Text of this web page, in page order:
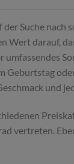
Suche nach
Wert darauf,
umfassendes
Geburtstag
und
vertreten.